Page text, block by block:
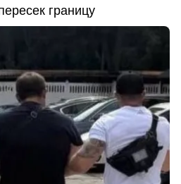
границу